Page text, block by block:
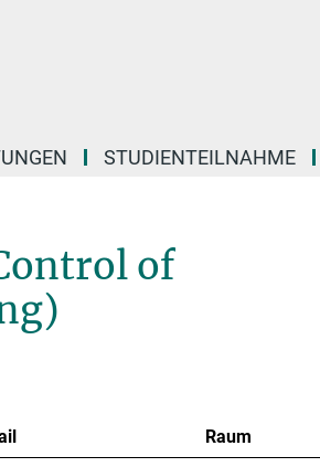
STUDIENTEILNAHME
of
Raum